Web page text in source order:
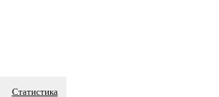
Статистика